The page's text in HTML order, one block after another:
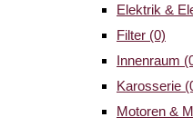
Elektrik &
Filter (0)
Innenraum
Karosserie
Motoren &